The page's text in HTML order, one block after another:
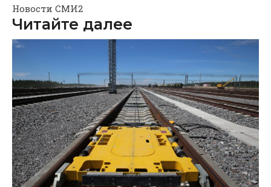
Новости СМИ2
Читайте далее